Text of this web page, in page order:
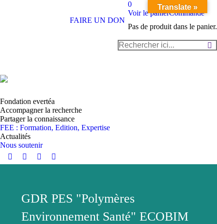
FAIRE UN DON
0
Voir le panierCommande
Pas de produit dans le panier.
Recherche
:
Fondation evertéa
Accompagner la recherche
Partager la connaissance
FEE : Formation, Edition, Expertise
Actualités
Nous soutenir
Instagram
window
YouTube
in
new
window
LinkedIn
in
new
window
Facebook
in
new
window
GDR PES "Polymères
Environnement Santé" ECOBIM
Translate »